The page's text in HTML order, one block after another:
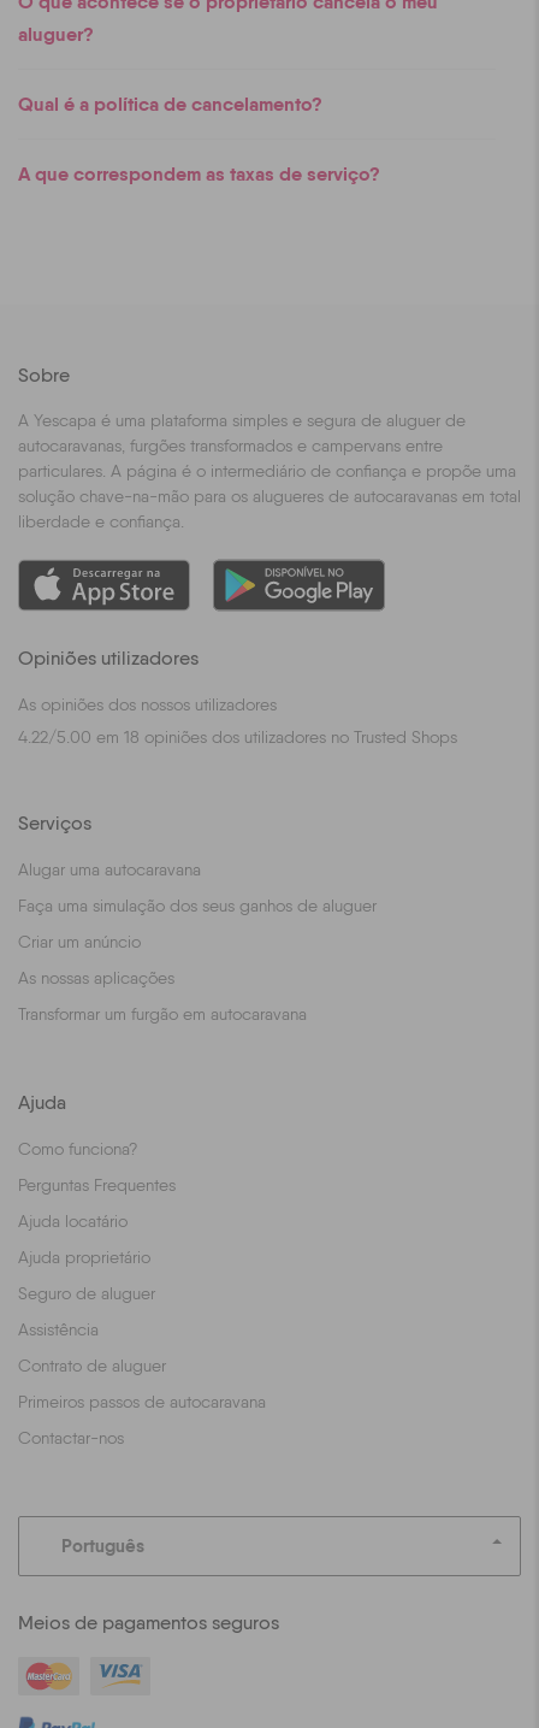
aluguer?
Qual é a política de cancelamento?
A que correspondem as taxas de serviço?
Sobre
A Yescapa é uma plataforma simples e segura de aluguer de
autocaravanas, furgões transformados e campervans entre
particulares. A página é o intermediário de confiança e propõe uma
solução chave-na-mão para os alugueres de autocaravanas em total
liberdade e confiança.
Opiniões utilizadores
As opiniões dos nossos utilizadores
4.22/5.00 em 18 opiniões dos utilizadores no Trusted Shops
Serviços
Alugar uma autocaravana
Faça uma simulação dos seus ganhos de aluguer
Criar um anúncio
As nossas aplicações
Transformar um furgão em autocaravana
Ajuda
Como funciona?
Perguntas Frequentes
Ajuda locatário
Ajuda proprietário
Seguro de aluguer
Assistência
Contrato de aluguer
Primeiros passos de autocaravana
Contactar-nos
Português
Meios de pagamentos seguros